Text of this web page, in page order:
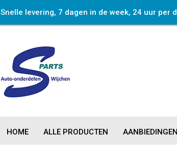
Snelle levering, 7 dagen in de week, 24 uur per
HOME ALLE PRODUCTEN AANBIEDINGEN